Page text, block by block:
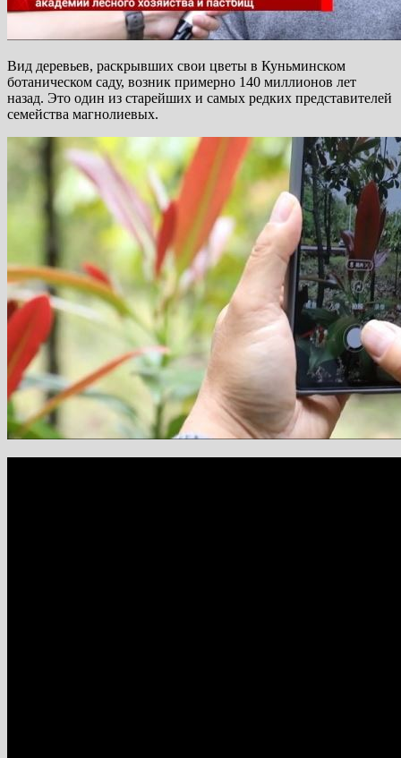
Вид деревьев, раскрывших свои цветы в Куньминском
ботаническом саду, возник примерно 140 миллионов лет
назад. Это один из старейших и самых редких представителей
семейства магнолиевых.